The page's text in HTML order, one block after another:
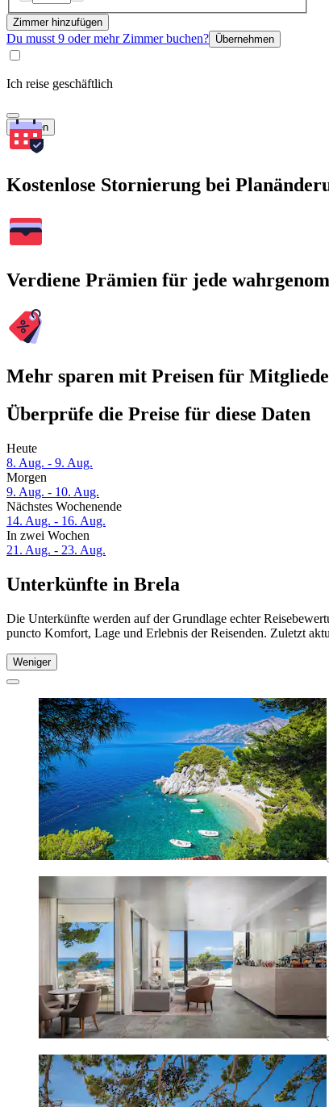
Zimmer hinzufügen
Du musst 9 oder mehr Zimmer buchen? Übernehmen
Ich reise geschäftlich
Suchen
Kostenlose Stornierung bei
Verdiene Prämien für jede
Mehr sparen mit Preisen für
Überprüfe die Preise für diese Daten
Heute
8. Aug. - 9. Aug.
Morgen
9. Aug. - 10. Aug.
Nächstes Wochenende
14. Aug. - 16. Aug.
In zwei Wochen
21. Aug. - 23. Aug.
Unterkünfte in Brela
Die Unterkünfte werden auf der Grundlage echter
puncto Komfort, Lage und Erlebnis der Reisenden. Zuletzt
Weniger